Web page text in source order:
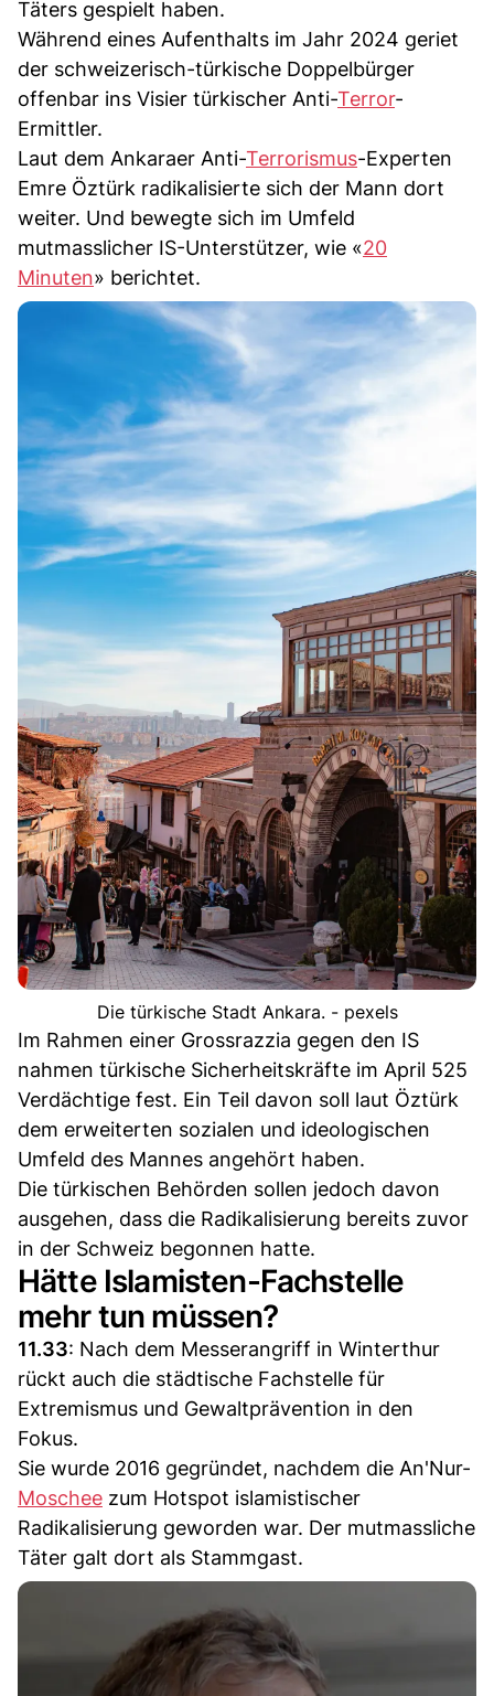
Täters gespielt haben.
Während eines Aufenthalts im Jahr 2024 geriet
der schweizerisch-türkische Doppelbürger
offenbar ins Visier türkischer Anti-Terror-
Ermittler.
Laut dem Ankaraer Anti-Terrorismus-Experten
Emre Öztürk radikalisierte sich der Mann dort
weiter. Und bewegte sich im Umfeld
mutmasslicher IS-Unterstützer, wie «20
Minuten» berichtet.
Die türkische Stadt Ankara. - pexels
Im Rahmen einer Grossrazzia gegen den IS
nahmen türkische Sicherheitskräfte im April 525
Verdächtige fest. Ein Teil davon soll laut Öztürk
dem erweiterten sozialen und ideologischen
Umfeld des Mannes angehört haben.
Die türkischen Behörden sollen jedoch davon
ausgehen, dass die Radikalisierung bereits zuvor
in der Schweiz begonnen hatte.
Hätte Islamisten-Fachstelle
mehr tun müssen?
11.33: Nach dem Messerangriff in Winterthur
rückt auch die städtische Fachstelle für
Extremismus und Gewaltprävention in den
Fokus.
Sie wurde 2016 gegründet, nachdem die An'Nur-
Moschee zum Hotspot islamistischer
Radikalisierung geworden war. Der mutmassliche
Täter galt dort als Stammgast.